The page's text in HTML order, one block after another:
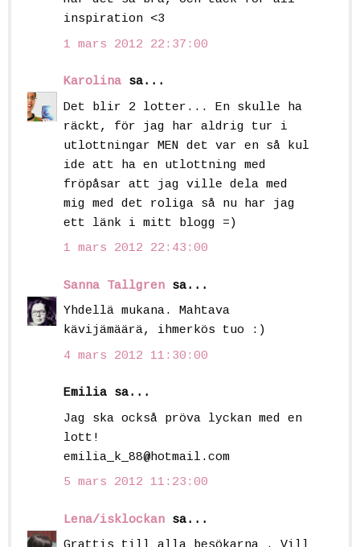
inspiration <3
1 mars 2012 22:37:00
Karolina sa...
Det blir 2 lotter... En skulle ha
räckt, för jag har aldrig tur i
utlottningar MEN det var en så kul
ide att ha en utlottning med
fröpåsar att jag ville dela med
mig med det roliga så nu har jag
ett länk i mitt blogg =)
1 mars 2012 22:43:00
Sanna Tallgren sa...
Yhdellä mukana. Mahtava
kävijämäärä, ihmerkös tuo :)
4 mars 2012 11:30:00
Emilia sa...
Jag ska också pröva lyckan med en
lott!
emilia_k_88@hotmail.com
5 mars 2012 11:23:00
Lena/isklockan sa...